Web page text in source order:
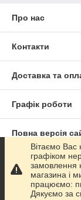
Про нас
Контакти
Доставка та
Графік роботи
Повна версія
Сайт створено
Політика
Вітаємо Вас
графіком
замовлення
магазина і
працюємо:
Дякуємо за